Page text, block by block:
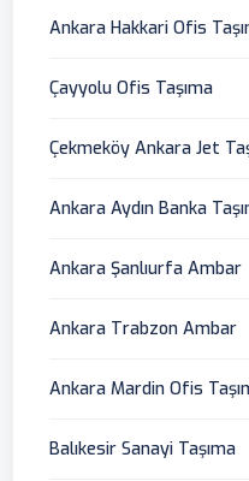
Ankara Hakkari Ofis
Çayyolu Ofis Taşıma
Çekmeköy Ankara Jet
Ankara Aydın Banka
Ankara Şanlıurfa Ambar
Ankara Trabzon Ambar
Ankara Mardin Ofis
Balıkesir Sanayi Taşıma